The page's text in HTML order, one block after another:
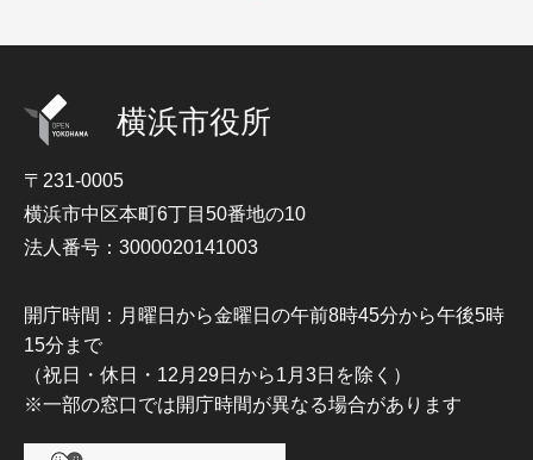
横浜市役所
〒231-0005
横浜市中区本町6丁目50番地の10
法人番号：3000020141003
開庁時間：月曜日から金曜日の午前8時45分から午後5時
15分まで
（祝日・休日・12月29日から1月3日を除く）
※一部の窓口では開庁時間が異なる場合があります